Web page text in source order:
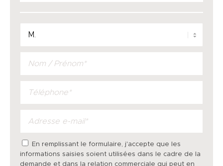
En remplissant le formulaire, j'accepte que les
informations saisies soient utilisées dans le cadre de la
demande et dans la relation commerciale qui peut en